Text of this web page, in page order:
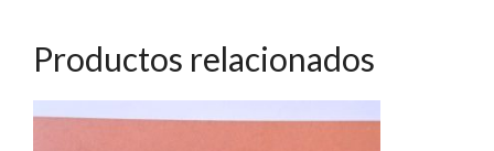
Productos relacionados